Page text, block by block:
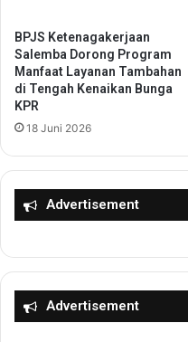
n
S
a
a
t
B
e
r
t
i
K
e
b
r
h
a
s
n
P
o
BPJS Ketenagakerjaan
Salemba Dorong Program
Manfaat Layanan Tambahan
di Tengah Kenaikan Bunga
KPR
18 Juni 2026
Advertisement
Advertisement